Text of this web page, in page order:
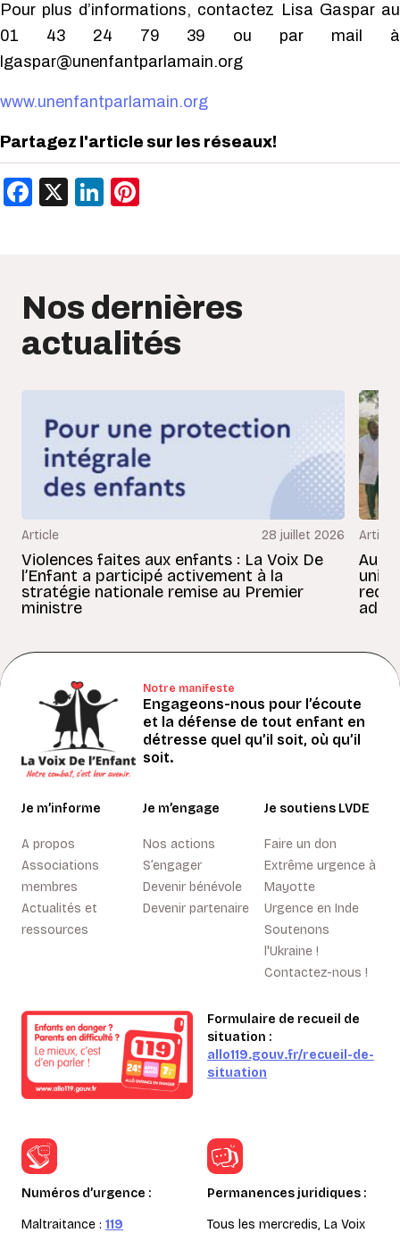
Pour plus d’informations, contactez Lisa Gaspar au
01 43 24 79 39 ou par mail à
lgaspar@unenfantparlamain.org
www.unenfantparlamain.org
Partagez l'article sur les réseaux!
Facebook
X LinkedIn
Nos dernières
actualités
Article 28 juillet 2026
Violences faites aux enfants : La Voix De
l’Enfant a participé activement à la
stratégie nationale remise au Premier
ministre
Article
Au
Notre manifeste
Engageons-nous pour l’écoute
et la défense de tout enfant en
détresse quel qu’il soit, où qu’il
soit.
Je m’informe
A propos
Associations
membres
Actualités et
ressources
Je m’engage
Nos actions
S’engager
Devenir bénévole
Devenir partenaire
Je soutiens LVDE
Faire un don
Extrême urgence à
Mayotte
Urgence en Inde
Soutenons
l'Ukraine !
Contactez-nous !
Formulaire de recueil de
situation :
allo119.gouv.fr/recueil-de-
situation
Numéros d’urgence :
Maltraitance : 119
Permanences juridiques :
Tous les mercredis, La Voix